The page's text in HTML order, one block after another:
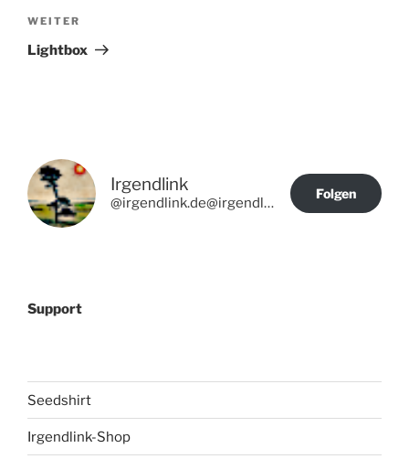
Nächster
Beitrag
WEITER
Lightbox
Irgendlink
@irgendlink.de@irgendlink.de
Folgen
Support
Seedshirt
Irgendlink-Shop